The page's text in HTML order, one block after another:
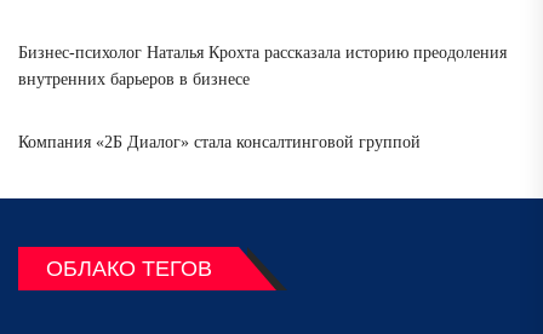
Бизнес-психолог Наталья Крохта рассказала историю преодоления
внутренних барьеров в бизнесе
Компания «2Б Диалог» стала консалтинговой группой
ОБЛАКО ТЕГОВ